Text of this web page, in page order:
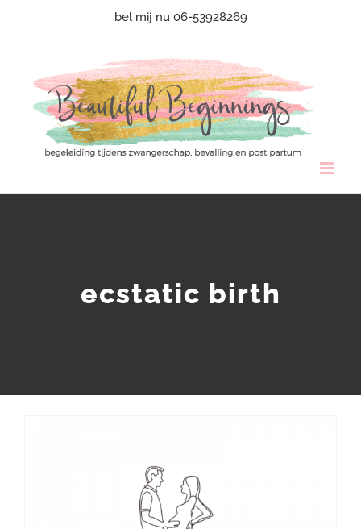
bel mij nu 06-53928269
ecstatic birth